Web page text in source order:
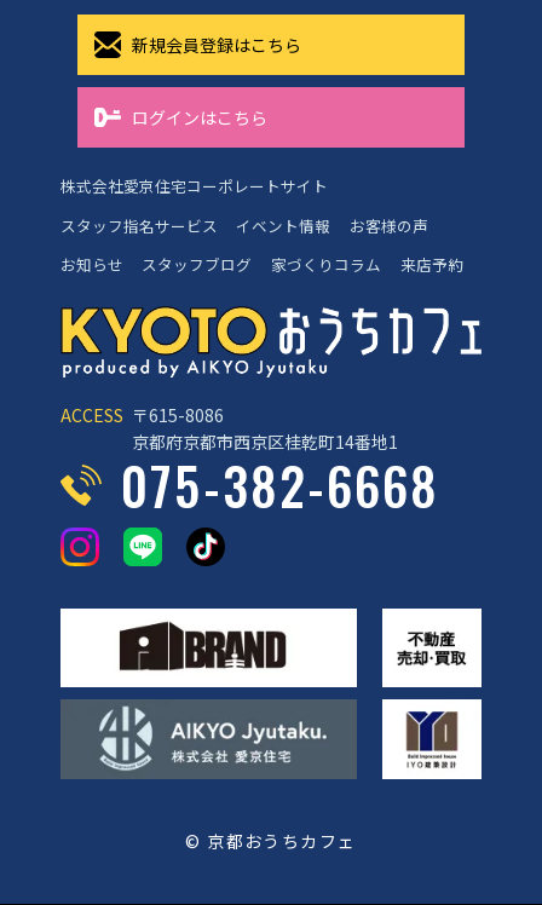
ACCESS 〒615-8086
京都府京都市西京区桂乾町14番地1
075-382-6668
© 京都おうちカフェ
新規会員登録はこちら
ログインはこちら
株式会社愛京住宅コーポレートサイト
スタッフ指名サービス
イベント情報
お客様の声
お知らせ
スタッフブログ 家づくりコラム 来店予約